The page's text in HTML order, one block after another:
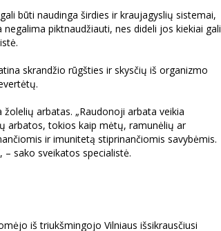
būti naudinga širdies ir kraujagyslių sistemai,
piktnaudžiauti, nes dideli jos kiekiai gali
skrandžio rūgšties ir skysčių iš organizmo
arbatas. „Raudonoji arbata veikia
arbatos, tokios kaip mėtų, ramunėlių ar
ir imunitetą stiprinančiomis savybėmis.
sako sveikatos specialistė.
iš triukšmingojo Vilniaus išsikrausčiusi